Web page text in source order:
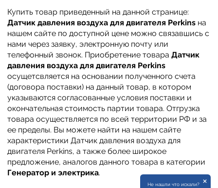
Купить товар приведенный на данной странице:
Датчик давления воздуха для двигателя Perkins на
нашем сайте по доступной цене можно связавшись с
нами через заявку, электронную почту или
телефонный звонок. Приобретение товара Датчик
давления воздуха для двигателя Perkins
осущетсвляется на основании полученного счета
(договора поставки) на данный товар, в котором
указываются согласованные условия поставки и
окончательная стоимость партии товара. Отгрузка
товара осуществляется по всей территории РФ и за
ее пределы. Вы можете найти на нашем сайте
характеристики Датчик давления воздуха для
двигателя Perkins, а также более широкое
предложение, аналогов данного товара в категории
Генератор и электрика.
Не нашли что искали?
×